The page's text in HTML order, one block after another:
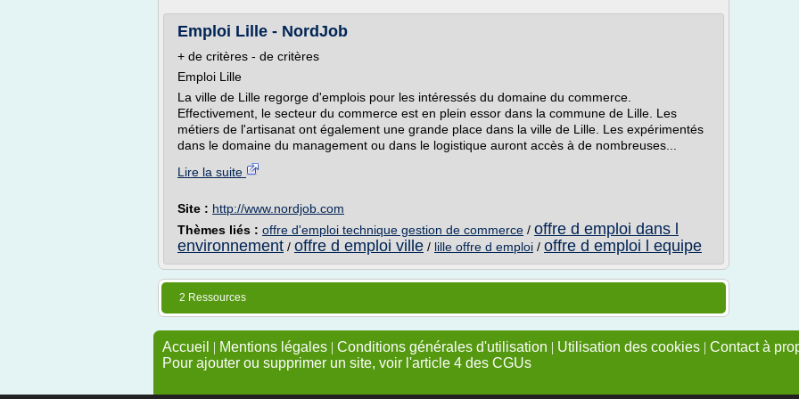
Emploi Lille - NordJob
+ de critères - de critères
Emploi Lille
La ville de Lille regorge d'emplois pour les intéressés du domaine du commerce.
Effectivement, le secteur du commerce est en plein essor dans la commune de Lille. Les
métiers de l'artisanat ont également une grande place dans la ville de Lille. Les expérimentés
dans le domaine du management ou dans le logistique auront accès à de nombreuses...
Lire la suite
Site : http://www.nordjob.com
Thèmes liés : offre d'emploi technique gestion de commerce / offre d emploi dans l
environnement / offre d emploi ville / lille offre d emploi / offre d emploi l equipe
2 Ressources
Accueil | Mentions légales | Conditions générales d'utilisation | Utilisation des cookies | Contact à
Pour ajouter ou supprimer un site, voir l'article 4 des CGUs